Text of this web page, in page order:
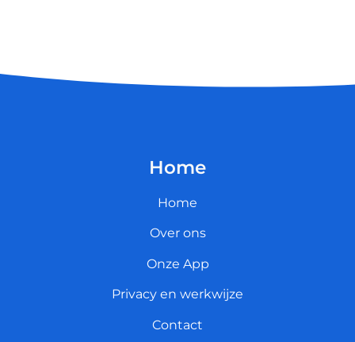
Home
Home
Over ons
Onze App
Privacy en werkwijze
Contact